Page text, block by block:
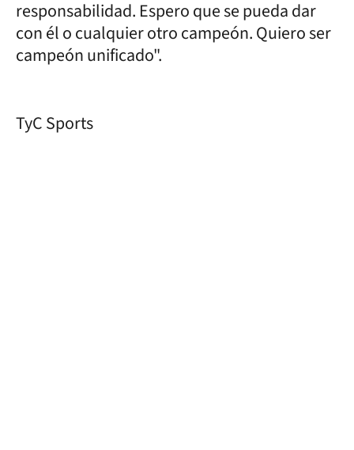
responsabilidad. Espero que se pueda dar
con él o cualquier otro campeón. Quiero ser
campeón unificado".
TyC Sports